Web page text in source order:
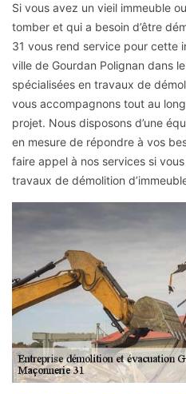
Si vous avez un vieil immeuble
tomber et qui a besoin d’être
31 vous rend service pour cette
ville de Gourdan Polignan dans
spécialisées en travaux de
vous accompagnons tout au
projet. Nous disposons d’une
en mesure de répondre à vos
faire appel à nos services si
travaux de démolition